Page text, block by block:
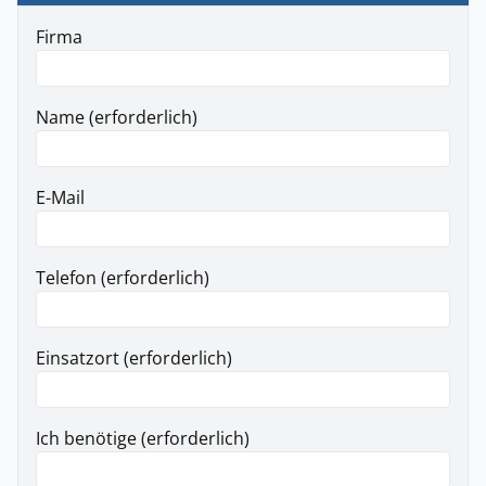
Firma
Name (erforderlich)
E-Mail
Telefon (erforderlich)
Einsatzort (erforderlich)
Ich benötige (erforderlich)